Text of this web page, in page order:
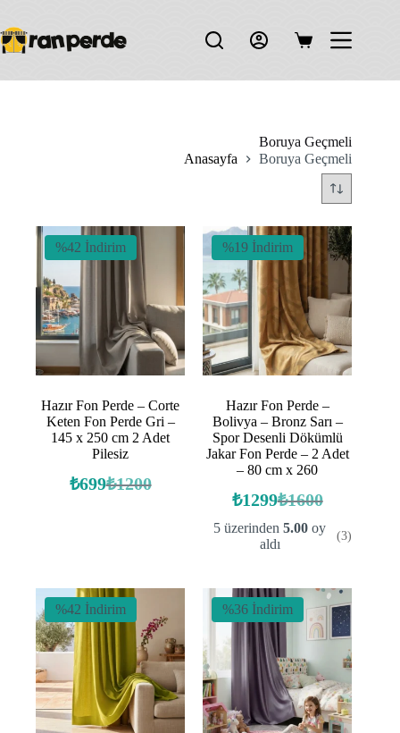
content
Shopping
Boruya Geçmeli
Anasayfa
Boruya Geçmeli
%42 İndirim
Hazır Fon Perde – Corte
Keten Fon Perde Gri –
145 x 250 cm 2 Adet
Pilesiz
₺1200
Orijinal
₺699 Şu
%19 İndirim
Hazır Fon Perde –
Bolivya – Bronz Sarı –
Spor Desenli Dökümlü
Jakar Fon Perde – 2 Adet
– 80 cm x 260
₺1600
Orijinal
fiyat:
₺1600.
₺1299Şu
andaki
fiyat:
5 üzerinden5.00 oy
aldı
(3)
%42 İndirim %36 İndirim